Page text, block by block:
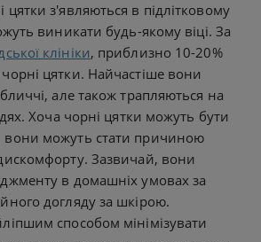
з'являються в підлітковому
виникати будь-якому віці. За
клініки, приблизно 10-20%
цятки. Найчастіше вони
але також трапляються на
Хоча чорні цятки можуть бути
можуть стати причиною
Зазвичай, вони
в домашніх умовах за
догляду за шкірою.
способом мінімізувати